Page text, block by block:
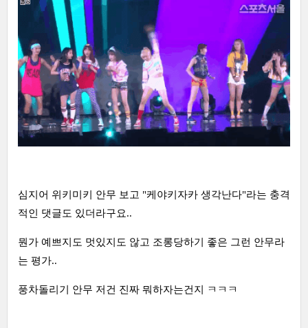
심지어 위키미키 안무 보고 "케야키자카 생각난다"라는 충격
적인 댓글도 있더라구요..
뭔가 예쁘지도 멋있지도 않고 조롱당하기 좋은 그런 안무라
는 평가..
풍차돌리기 안무 저건 진짜 뭐하자는건지 ㅋㅋㅋ